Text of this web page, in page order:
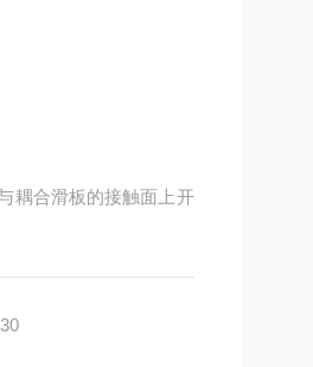
耦合滑板的接触面上开